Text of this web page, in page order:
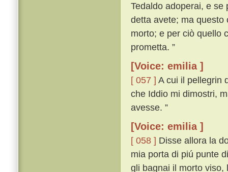
Tedaldo adoperai, e
detta avete; ma questo
morto; e per ciò quello
prometta. ”
[Voice: emilia ]
[ 057 ] A cui il pellegrin
che Iddio mi dimostri,
avesse. ”
[Voice: emilia ]
[ 058 ] Disse allora la
mia porta di piú punte
gli bagnai il morto viso,